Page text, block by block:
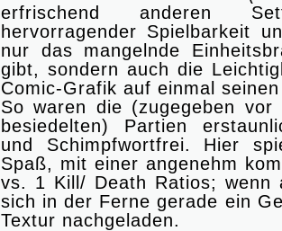
erfrischend anderen
hervorragender Spielbarkeit
nur das mangelnde
gibt, sondern auch die
Comic-Grafik auf einmal
So waren die (zugegeben
besiedelten) Partien
und Schimpfwortfrei. Hier
Spaß, mit einer angenehm
vs. 1 Kill/ Death Ratios; wenn
sich in der Ferne gerade ein
Textur nachgeladen.